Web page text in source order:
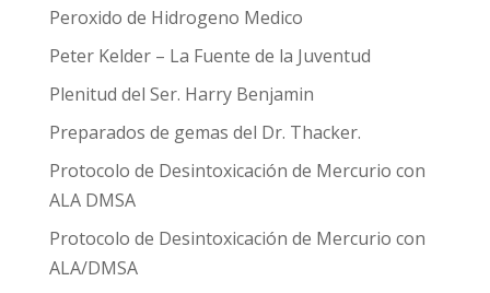
Peroxido de Hidrogeno Medico
Peter Kelder – La Fuente de la Juventud
Plenitud del Ser. Harry Benjamin
Preparados de gemas del Dr. Thacker.
Protocolo de Desintoxicación de Mercurio con
ALA DMSA
Protocolo de Desintoxicación de Mercurio con
ALA/DMSA